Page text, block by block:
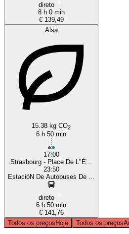
direto
8 h 0 min
€ 139,49
Alsa
15.38 kg CO2
6 h 50 min
17:00
Strasbourg - Place De L"É...
23:50
EstacióN De Autobuses De ...
direto
6 h 50 min
€ 141,76
Todos os preçosHoje Todos os preços